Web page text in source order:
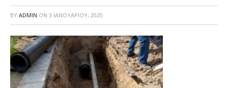
BY ADMIN ON 3 ΙΑΝΟΥΑΡΊΟΥ, 2020